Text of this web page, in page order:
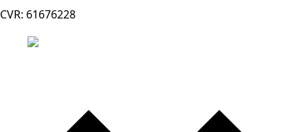
CVR: 61676228